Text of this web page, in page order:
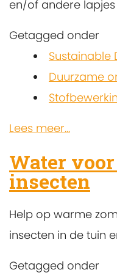
en/of andere lapjes
Getagged onder
Sustainable
Duurzame
Lees meer...
Water
insecten
Help op warme
insecten in de tuin
Getagged onder